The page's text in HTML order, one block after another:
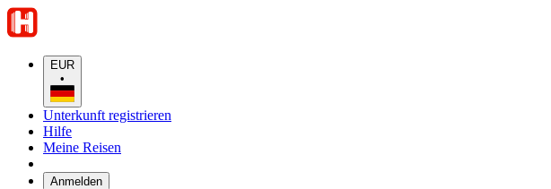
EUR
•
Unterkunft registrieren
Hilfe
Meine Reisen
Anmelden